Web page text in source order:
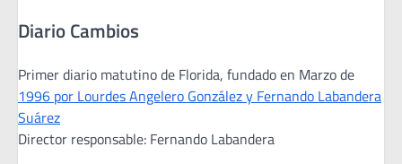
Diario Cambios
Primer diario matutino de Florida, fundado en Marzo de
1996 por Lourdes Angelero González y Fernando Labandera
Suárez
Director responsable: Fernando Labandera